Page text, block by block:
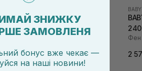
DYSON Airstrait
Nickel/Copper
25 990₴
Фен
2
ЗНИЖКУ
ЗАМОВЛЕНЯ
бонус вже чекає —
на наші новини!